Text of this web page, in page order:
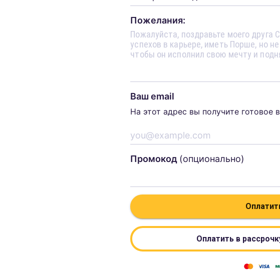
Пожелания:
Ваш email
На этот адрес вы получите готовое
Промокод (опционально)
Оплатить в